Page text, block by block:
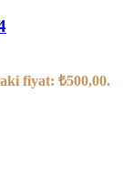
fiyat: ₺500,00.